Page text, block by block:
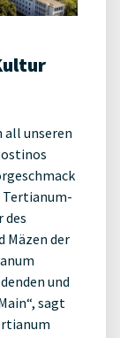
all unseren
Tertianum-
des
Mäzen der
und
sagt